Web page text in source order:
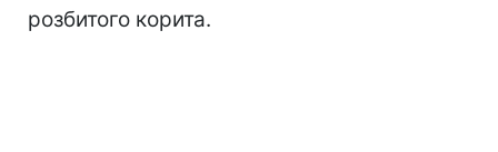
розбитого корита.